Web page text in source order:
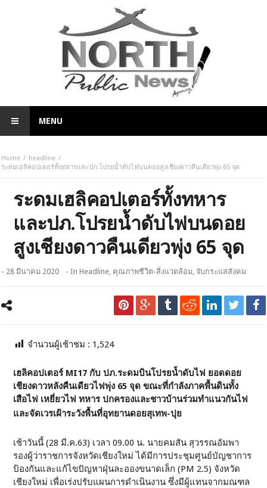
MENU
Home
headline
ระดมเฮลิคอปเตอร์ทั้งทหารและปภ.โปรยน้ำดับไฟบนดอยสูงเชียงดาวคืนเดียวพุ่ง 65 จุด
ระดมเฮลิคอปเตอร์ทั้งทหาร
และปภ.โปรยน้ำดับไฟบนดอย
สูงเชียงดาวคืนเดียวพุ่ง 65 จุด
- 28 มีนาคม 2020 - InHeadline, คุณภาพชีวิต-สิ่งแวดล้อม, จับกระแสสังคม
จำนวนผู้เช้าชม : 1,524
เฮลิคอปเตอร์ MI17 กับ ปภ.ระดมบินโปรยน้ำดับไฟ ยอดดอย
เชียงดาวหลังคืนเดียวไฟพุ่ง 65 จุด ขณะที่กำลังภาคพื้นดินทั้ง
เสือไฟ เหยี่ยวไฟ ทหาร ปกครองและชาวบ้านร่วมทำแนวกันไฟ
และจัดเวรเฝ้าระวังพื้นที่อุทยานดอยสุเทพ-ปุย
เช้าวันนี้ (28 มี.ค.63) เวลา 09.00 น. นายคมสัน สุวรรณอัมพา
รองผู้ว่าราชการจังหวัดเชียงใหม่ ได้มีการประชุมศูนย์บัญชาการ
ป้องกันและแก้ไขปัญหาฝุ่นละอองขนาดเล็ก (PM 2.5) จังหวัด
เชียงใหม่ เพื่อเร่งปรับแผนการดำเนินงาน ซึ่งมีผู้แทนจากมณฑล